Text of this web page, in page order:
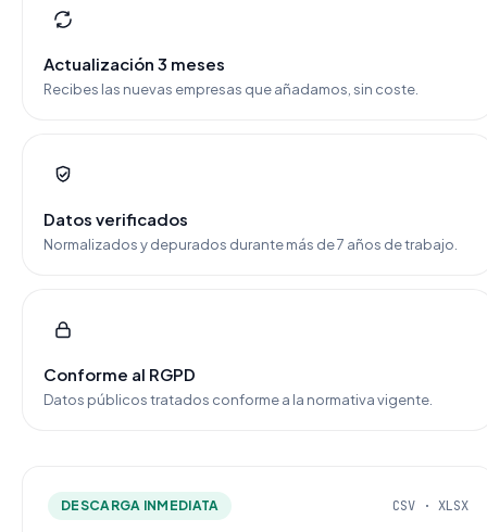
Actualización 3 meses
Recibes las nuevas empresas que añadamos, sin coste.
Datos verificados
Normalizados y depurados durante más de 7 años de trabajo.
Conforme al RGPD
Datos públicos tratados conforme a la normativa vigente.
DESCARGA INMEDIATA CSV · XLSX